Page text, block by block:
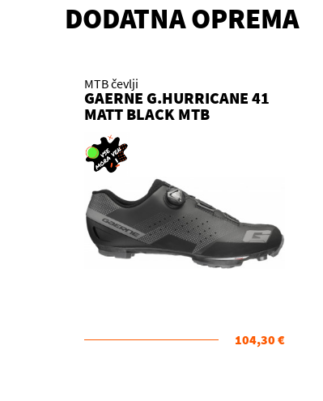
DODATNA OPREMA
MTB čevlji
GAERNE G.HURRICANE 41
MATT BLACK MTB
104,30 €